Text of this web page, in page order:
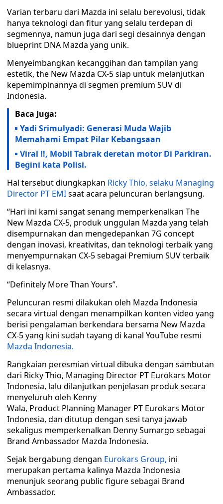
Varian terbaru dari Mazda ini selalu berevolusi, tidak
hanya teknologi dan fitur yang selalu terdepan di
segmennya, namun juga dari segi desainnya dengan
blueprint DNA Mazda yang unik.
Menyeimbangkan kecanggihan dan tampilan yang
estetik, the New Mazda CX-5 siap untuk melanjutkan
kepemimpinannya di segmen premium SUV di
Indonesia.
Baca Juga:
Yadi Srimulyadi: Generasi Muda Wajib
Memahami Empat Pilar Kebangsaan
Viral !!, Mobil Tabrak deretan motor Di Parkiran.
Begini kata Polisi.
Hal tersebut diungkapkan Ricky Thio, selaku Managing
Director PT EMIsaat acara peluncuran berlangsung.
“Hari ini kami sangat senang memperkenalkan The
New Mazda CX-5, produk unggulan Mazda yang telah
disempurnakan dan mengedepankan 7G concept
dengan inovasi, kreativitas, dan teknologi terbaik yang
menyempurnakan CX-5 sebagai Premium SUV terbaik
di kelasnya.
“Definitely More Than Yours”.
Peluncuran resmi dilakukan oleh Mazda Indonesia
secara virtual dengan menampilkan konten video yang
berisi pengalaman berkendara bersama New Mazda
CX-5 yang kini sudah tayang di kanal YouTube resmi
Mazda Indonesia.
Rangkaian peresmian virtual dibuka dengan sambutan
dari Ricky Thio, Managing Director PT Eurokars Motor
Indonesia, lalu dilanjutkan penjelasan produk secara
menyeluruh oleh Kenny
Wala, Product Planning Manager PT Eurokars Motor
Indonesia, dan ditutup dengan sesi tanya jawab
sekaligus memperkenalkan Denny Sumargo sebagai
Brand Ambassador Mazda Indonesia.
Sejak bergabung dengan Eurokars Group, ini
merupakan pertama kalinya Mazda Indonesia
menunjuk seorang public figure sebagai Brand
Ambassador.